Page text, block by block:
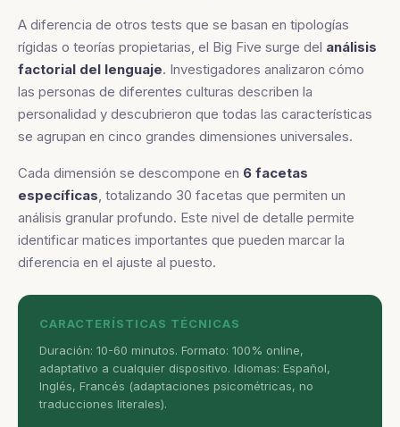
A diferencia de otros tests que se basan en tipologías
rígidas o teorías propietarias, el Big Five surge del análisis
factorial del lenguaje. Investigadores analizaron cómo
las personas de diferentes culturas describen la
personalidad y descubrieron que todas las características
se agrupan en cinco grandes dimensiones universales.
Cada dimensión se descompone en 6 facetas
específicas, totalizando 30 facetas que permiten un
análisis granular profundo. Este nivel de detalle permite
identificar matices importantes que pueden marcar la
diferencia en el ajuste al puesto.
CARACTERÍSTICAS TÉCNICAS
Duración: 10-60 minutos. Formato: 100% online,
adaptativo a cualquier dispositivo. Idiomas: Español,
Inglés, Francés (adaptaciones psicométricas, no
traducciones literales).